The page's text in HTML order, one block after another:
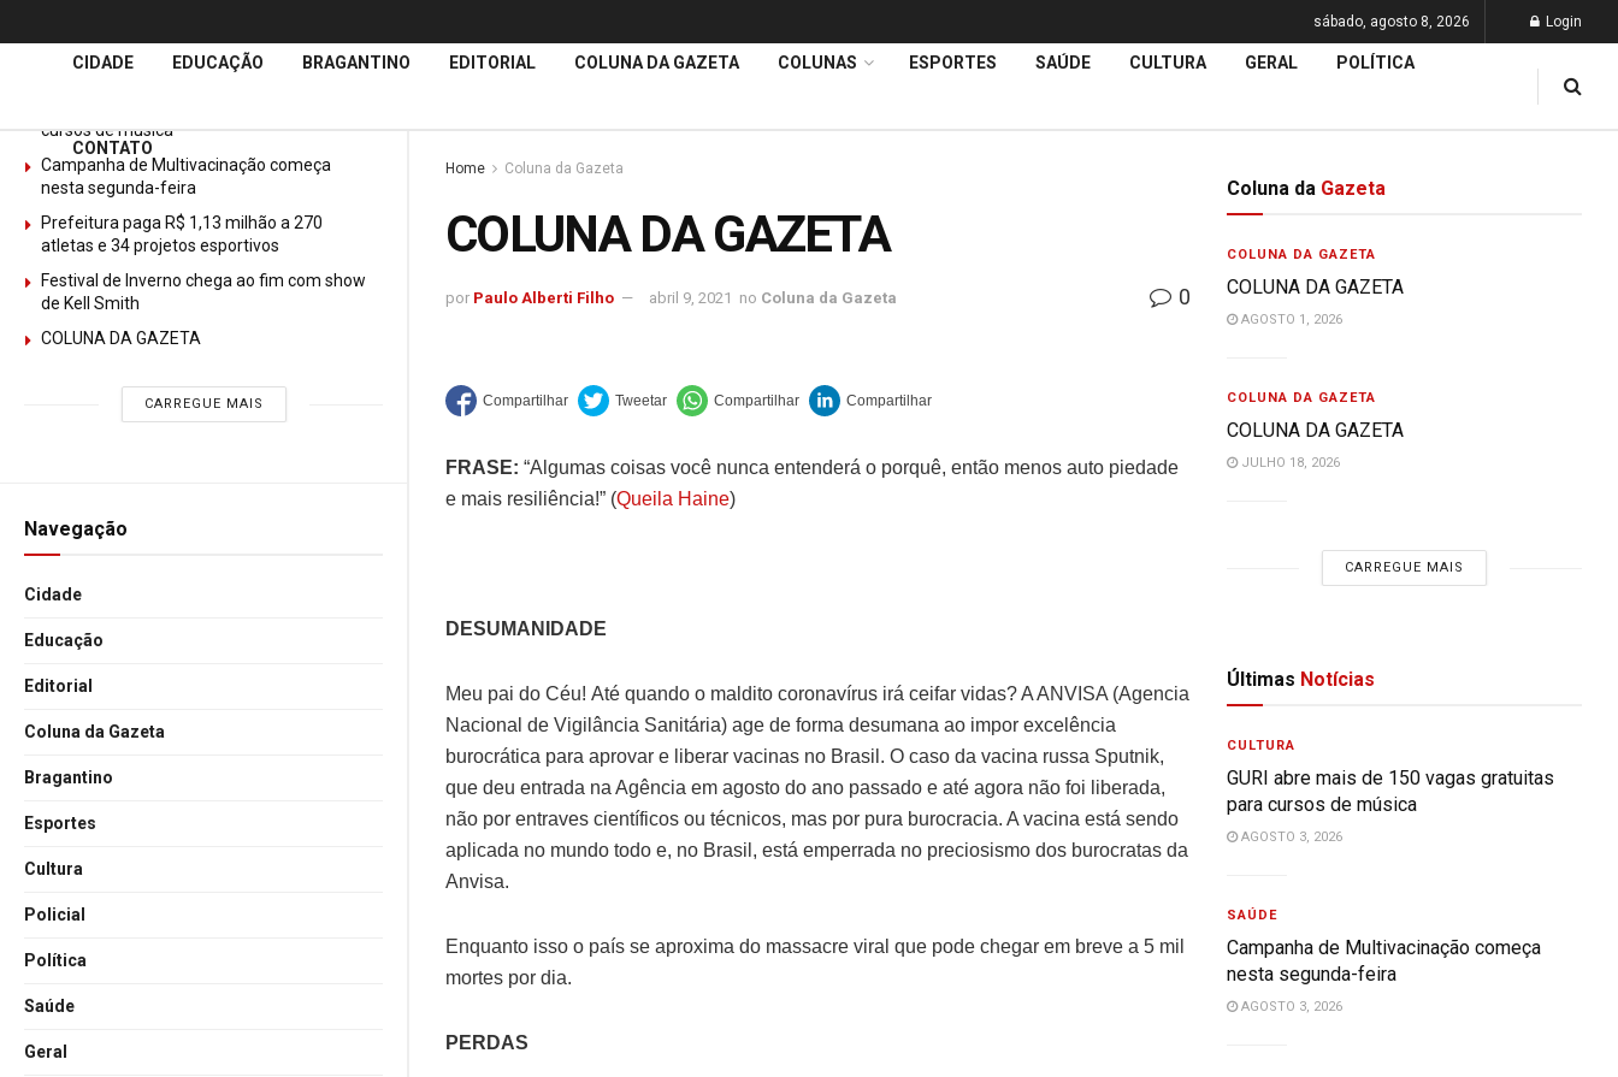
ÚltimasNotícias
cursos de música
Campanha de Multivacinação começa
nesta segunda-feira
Prefeitura paga R$ 1,13 milhão a 270
atletas e 34 projetos esportivos
Festival de Inverno chega ao fim com show
de Kell Smith
COLUNA DA GAZETA
CARREGUE MAIS
Navegação
Cidade
Educação
Editorial
Coluna da Gazeta
Bragantino
Esportes
Cultura
Policial
Política
Saúde
Geral
sábado, agosto 8, 2026 Login
CIDADE EDUCAÇÃO BRAGANTINO EDITORIAL COLUNA DA GAZETA COLUNAS ESPORTES SAÚDE CULTURA GERAL POLÍTICA
CONTATO
Home Coluna da Gazeta
COLUNA DA GAZETA
por Paulo Alberti Filho abril 9, 2021 no Coluna da Gazeta 0
FRASE: “Algumas coisas você nunca entenderá o porquê, então menos auto piedade
e mais resiliência!” (Queila Haine)
DESUMANIDADE
Meu pai do Céu! Até quando o maldito coronavírus irá ceifar vidas? A ANVISA (Agencia
Nacional de Vigilância Sanitária) age de forma desumana ao impor excelência
burocrática para aprovar e liberar vacinas no Brasil. O caso da vacina russa Sputnik,
que deu entrada na Agência em agosto do ano passado e até agora não foi liberada,
não por entraves científicos ou técnicos, mas por pura burocracia. A vacina está sendo
aplicada no mundo todo e, no Brasil, está emperrada no preciosismo dos burocratas da
Anvisa.
Enquanto isso o país se aproxima do massacre viral que pode chegar em breve a 5 mil
mortes por dia.
PERDAS
Coluna da Gazeta
COLUNA DA GAZETA
COLUNA DA GAZETA
AGOSTO 1, 2026
COLUNA DA GAZETA
COLUNA DA GAZETA
JULHO 18, 2026
CARREGUE MAIS
Últimas Notícias
CULTURA
GURI abre mais de 150 vagas gratuitas
para cursos de música
AGOSTO 3, 2026
SAÚDE
Campanha de Multivacinação começa
nesta segunda-feira
AGOSTO 3, 2026